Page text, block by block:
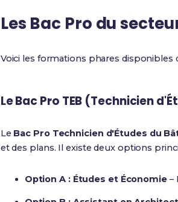
Les Bac Pro du
Voici les formations phares disponibles
Le Bac Pro TEB (Technicien
Le Bac Pro Technicien d'Études du
et des plans. Il existe deux options
Option A : Études et Économie–